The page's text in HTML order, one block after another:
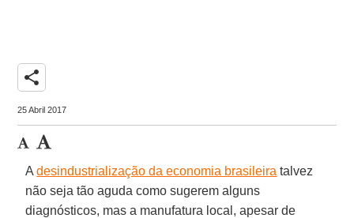
share
25 Abril 2017
Adesindustrialização da economia brasileira talvez
não seja tão aguda como sugerem alguns
diagnósticos, mas a manufatura local, apesar de